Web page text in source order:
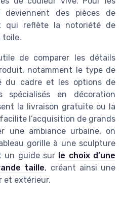
deviennent des pièces de
qui reflète la notoriété de
toile.
de comparer les détails
notamment le type de
du cadre et les options de
spécialisés en décoration
la livraison gratuite ou la
l’acquisition de grands
une ambiance urbaine, on
gorille à une sculpture
un guide sur le choix d’une
taille, créant ainsi une
et extérieur.